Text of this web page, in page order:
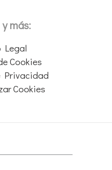
más:
Legal
Cookies
Privacidad
Cookies